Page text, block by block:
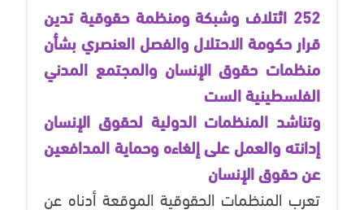
252 ائتلاف وشبكة ومنظمة حقوقية تدين
قرار حكومة الاحتلال والفصل العنصري بشأن
منظمات حقوق الإنسان والمجتمع المدني
الفلسطينية الست
وتناشد المنظمات الدولية لحقوق الإنسان
إدانته والعمل على إلغاءه وحماية المدافعين
عن حقوق الإنسان
تعرب المنظمات الحقوقية الموقعة أدناه عن